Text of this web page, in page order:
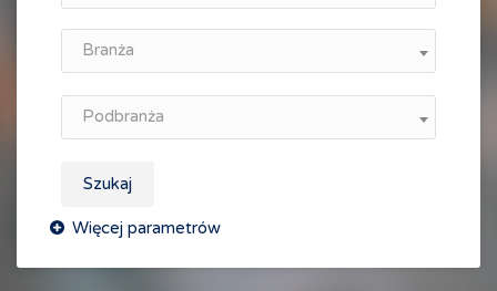
Branża
Podbranża
Szukaj